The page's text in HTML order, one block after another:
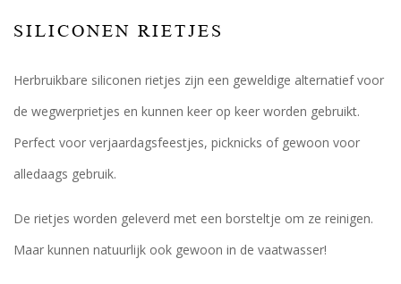
SILICONEN RIETJES
Herbruikbare siliconen rietjes zijn een geweldige alternatief voor
de wegwerprietjes en kunnen keer op keer worden gebruikt.
Perfect voor verjaardagsfeestjes, picknicks of gewoon voor
alledaags gebruik.
De rietjes worden geleverd met een borsteltje om ze reinigen.
Maar kunnen natuurlijk ook gewoon in de vaatwasser!